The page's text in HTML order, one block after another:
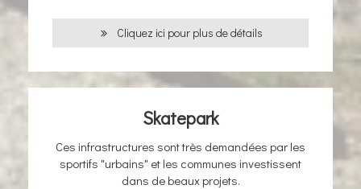
Cliquez ici pour plus de détails
Skatepark
Ces infrastructures sont très demandées par les
sportifs "urbains" et les communes investissent
dans de beaux projets.